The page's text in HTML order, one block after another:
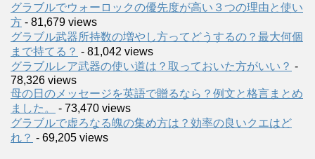
グラブルでウォーロックの優先度が高い３つの理由と使い
方 - 81,679 views
グラブル武器所持数の増やし方ってどうするの？最大何個
まで持てる？ - 81,042 views
グラブルレア武器の使い道は？取っておいた方がいい？ -
78,326 views
母の日のメッセージを英語で贈るなら？例文と格言まとめ
ました。
- 73,470 views
グラブルで虚ろなる魄の集め方は？効率の良いクエはど
れ？ - 69,205 views